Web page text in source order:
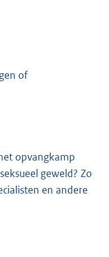
of
opvangkamp
geweld? Zo
en andere